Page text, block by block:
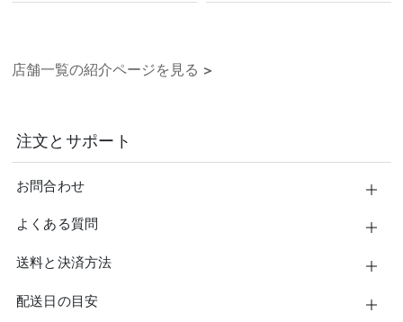
店舗一覧の紹介ページを見る >
注文とサポート
お問合わせ
よくある質問
送料と決済方法
配送日の目安